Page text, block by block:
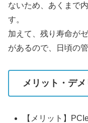
ないため、あくまで
す。
加えて、残り寿命が
があるので、日頃の
メリット・デ
【メリット】